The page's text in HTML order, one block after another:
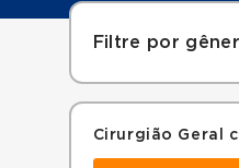
Filtre por
Cirurgião Geral